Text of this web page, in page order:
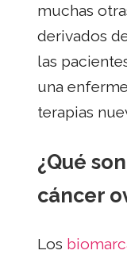
muchas
derivados
las
una
terapias
¿Qué
cáncer
Los